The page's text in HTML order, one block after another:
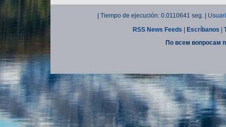
| Tiempo de ejecución: 0.0110641 seg. |
RSS News Feeds
Escríbanos
По всем вопросам